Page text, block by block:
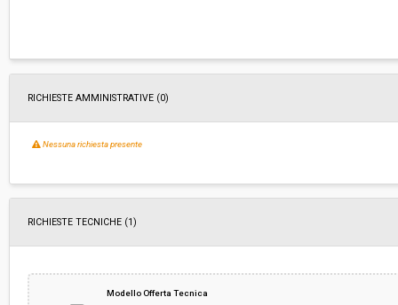
RICHIESTE AMMINISTRATIVE (0)
Nessuna richiesta presente
RICHIESTE TECNICHE (1)
Modello Offerta Tecnica